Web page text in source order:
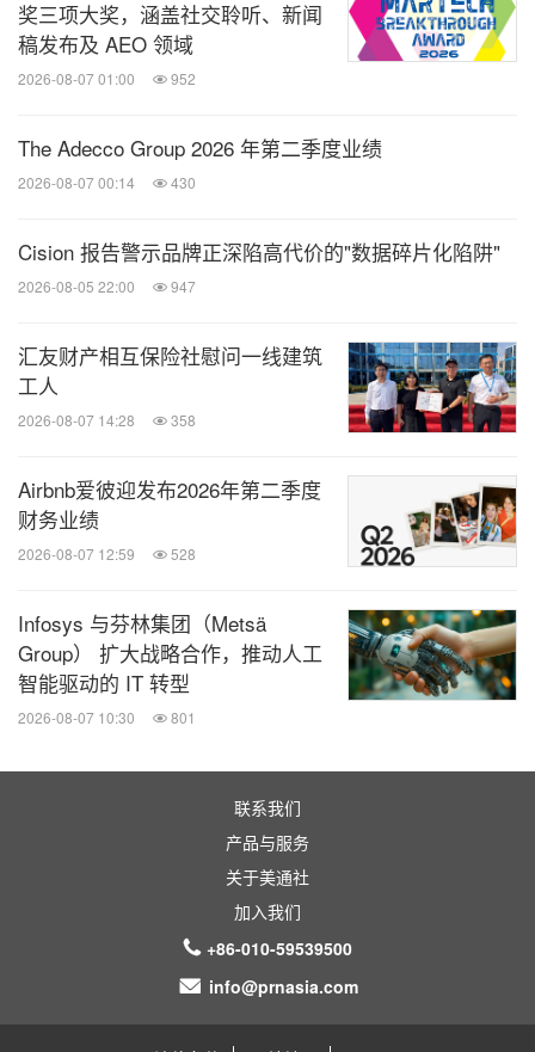
技术和数字化的进程，将为采购带来更多颠覆性的改
变，而采购通过不断搭建数字化能力、获取关于自动
协同，从而提升采购效率及对于业务的预测性。
竞争力，与企业营销采购一起，共同进化！
68022-1-c?lang=1
图片-
https://photos.prnasia.com/prnh/20200727/28
全球TMT
微信公众号“全球TMT”发布全球互联网、科
技、媒体、通讯企业的经营动态、财报信
财经/金融
互联网技术
奖三项大奖，涵盖社交聆听、新闻
稿发布及 AEO 领域
2026-08-07 01:00 952
The Adecco Group 2026 年第二季度业绩
2026-08-07 00:14 430
Cision 报告警示品牌正深陷高代价的"数据碎片化陷阱"
2026-08-05 22:00 947
汇友财产相互保险社慰问一线建筑
工人
2026-08-07 14:28 358
Airbnb爱彼迎发布2026年第二季度
财务业绩
2026-08-07 12:59 528
Infosys 与芬林集团（Metsä
Group） 扩大战略合作，推动人工
智能驱动的 IT 转型
2026-08-07 10:30 801
联系我们
产品与服务
关于美通社
加入我们
+86-010-59539500
info@prnasia.com